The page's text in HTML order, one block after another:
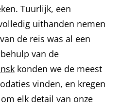
Tuurlijk, een
uithanden nemen
de reis was al een
van de
konden we de meest
vinden, en kregen
elk detail van onze